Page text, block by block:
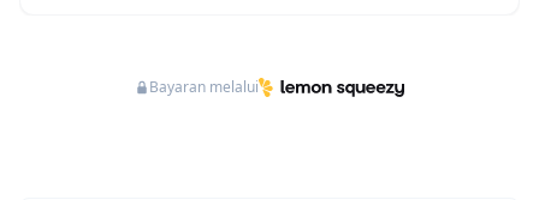
Bayaran melalui